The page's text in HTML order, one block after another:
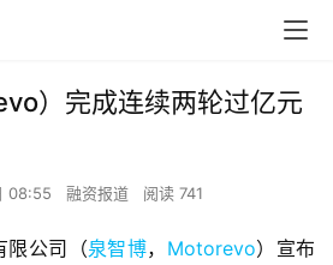
）完成连续两轮过亿元
08:55 融资报道 阅读 741
限公司（泉智博， Motorevo）宣布